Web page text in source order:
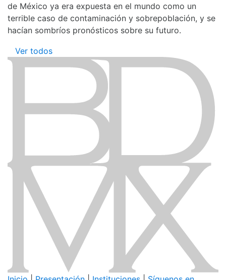
de México ya era expuesta en el mundo como un
terrible caso de contaminación y sobrepoblación, y se
hacían sombríos pronósticos sobre su futuro.
Ver todos